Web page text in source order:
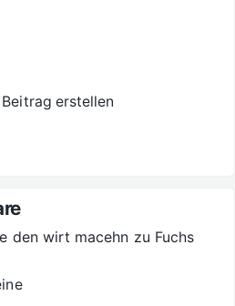
erstellen
den wirt macehn zu Fuchs